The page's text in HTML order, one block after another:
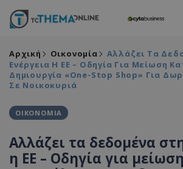
Αρχική Οικονομία
Αλλάζει Τα
Ενέργεια Η ΕΕ – Οδηγία Για Μείωση
Δημιουργία «one-Stop Shop» Για
Σε Νοικοκυριά
ΟΙΚΟΝΟΜΙΑ
Αλλάζει τα δεδομένα
η ΕΕ – Οδηγία για μείωση